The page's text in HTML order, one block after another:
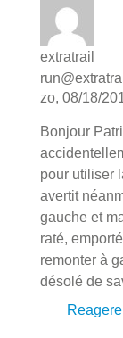
extratrail
zo, 08/18/
Bonjour
pour utiliser
avertit
gauche et
raté,
remonter à
désolé de